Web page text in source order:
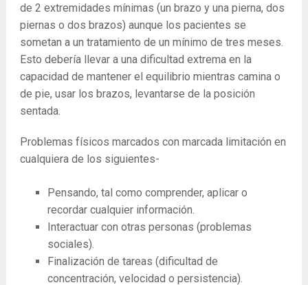
de 2 extremidades mínimas (un brazo y una pierna, dos
piernas o dos brazos) aunque los pacientes se
sometan a un tratamiento de un mínimo de tres meses.
Esto debería llevar a una dificultad extrema en la
capacidad de mantener el equilibrio mientras camina o
de pie, usar los brazos, levantarse de la posición
sentada.
Problemas físicos marcados con marcada limitación en
cualquiera de los siguientes-
Pensando, tal como comprender, aplicar o
recordar cualquier información.
Interactuar con otras personas (problemas
sociales).
Finalización de tareas (dificultad de
concentración, velocidad o persistencia).